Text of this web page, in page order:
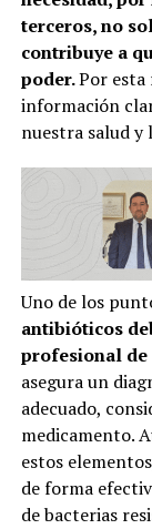
terceros, no
contribuye a
poder.Por esta
información
nuestra salud y
Uno de los
antibióticos
profesional
asegura un
adecuado,
medicamento.
estos
de forma
de bacterias